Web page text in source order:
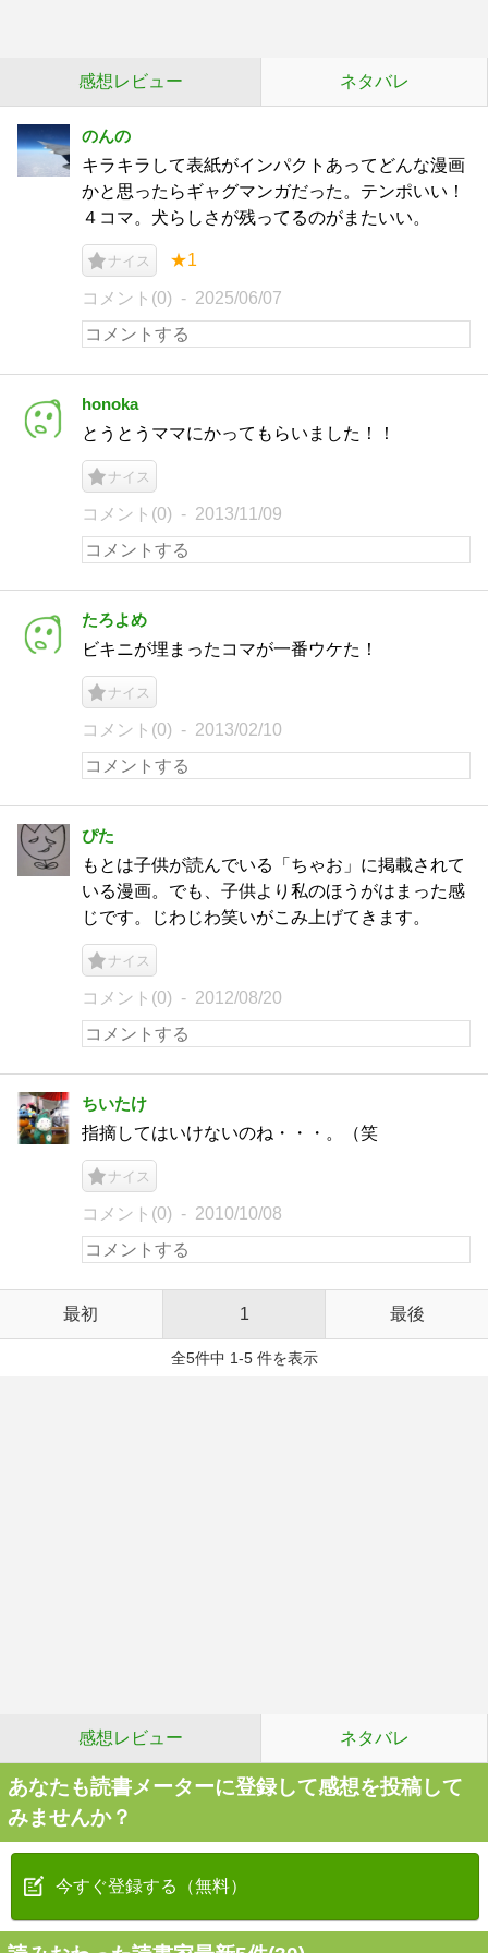
感想レビュー ネタバレ
のんの
キラキラして表紙がインパクトあってどんな漫画
かと思ったらギャグマンガだった。テンポいい！
４コマ。犬らしさが残ってるのがまたいい。
ナイス ★1
コメント(0) 2025/06/07
honoka
とうとうママにかってもらいました！！
ナイス
コメント(0) 2013/11/09
たろよめ
ビキニが埋まったコマが一番ウケた！
ナイス
コメント(0) 2013/02/10
ぴた
もとは子供が読んでいる「ちゃお」に掲載されて
いる漫画。でも、子供より私のほうがはまった感
じです。じわじわ笑いがこみ上げてきます。
ナイス
コメント(0) 2012/08/20
ちいたけ
指摘してはいけないのね・・・。（笑
ナイス
コメント(0) 2010/10/08
最初 1 最後
全5件中 1-5 件を表示
感想レビュー ネタバレ
あなたも読書メーターに登録して感想を投稿して
みませんか？
今すぐ登録する（無料）